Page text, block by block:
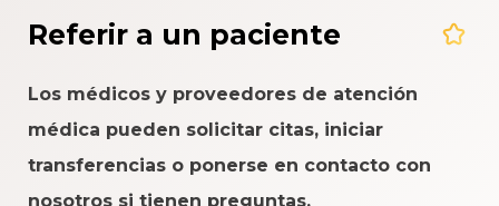
Referir a un paciente
Los médicos y proveedores de atención
médica pueden solicitar citas, iniciar
transferencias o ponerse en contacto con
nosotros si tienen preguntas.